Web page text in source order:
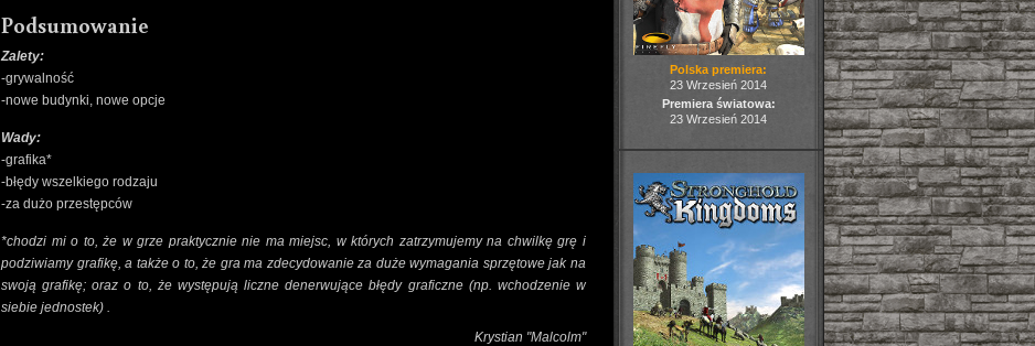
Podsumowanie
Zalety:
-grywalność
-nowe budynki, nowe opcje
Wady:
-grafika*
-błędy wszelkiego rodzaju
-za dużo przestępców
*chodzi mi o to, że w grze praktycznie nie ma miejsc, w których zatrzymujemy na chwilkę grę i
podziwiamy grafikę, a także o to, że gra ma zdecydowanie za duże wymagania sprzętowe jak na
swoją grafikę; oraz o to, że występują liczne denerwujące błędy graficzne (np. wchodzenie w
siebie jednostek) .
Krystian "Malcolm"
Polska premiera:
23 Wrzesień 2014
Premiera światowa:
23 Wrzesień 2014